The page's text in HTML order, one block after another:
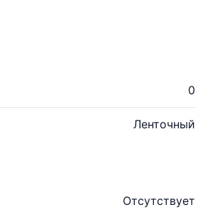
0
Ленточный
Отсутствует